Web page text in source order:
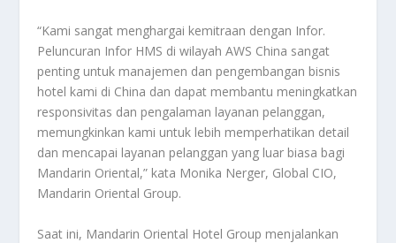
“Kami sangat menghargai kemitraan dengan Infor.
Peluncuran Infor HMS di wilayah AWS China sangat
penting untuk manajemen dan pengembangan bisnis
hotel kami di China dan dapat membantu meningkatkan
responsivitas dan pengalaman layanan pelanggan,
memungkinkan kami untuk lebih memperhatikan detail
dan mencapai layanan pelanggan yang luar biasa bagi
Mandarin Oriental,” kata Monika Nerger, Global CIO,
Mandarin Oriental Group.
Saat ini, Mandarin Oriental Hotel Group menjalankan